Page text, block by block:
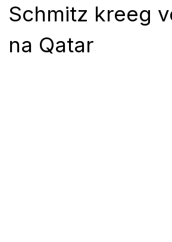
Schmitz kreeg
na Qatar